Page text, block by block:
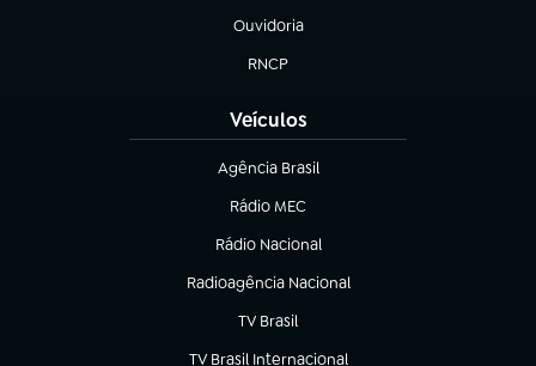
Ouvidoria
(abre em nova aba)
RNCP
(abre em nova aba)
Veículos
Agência Brasil
(abre em nova aba)
Rádio MEC
(abre em nova aba)
Rádio Nacional
Radioagência Nacional
(abre em nova aba)
TV Brasil
(abre em nova aba)
TV Brasil Internacional